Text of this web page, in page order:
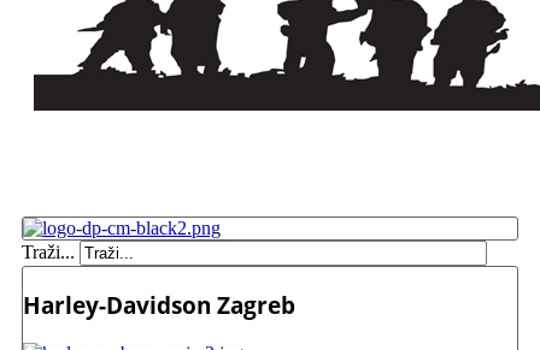
Traži...
Harley-Davidson Zagreb